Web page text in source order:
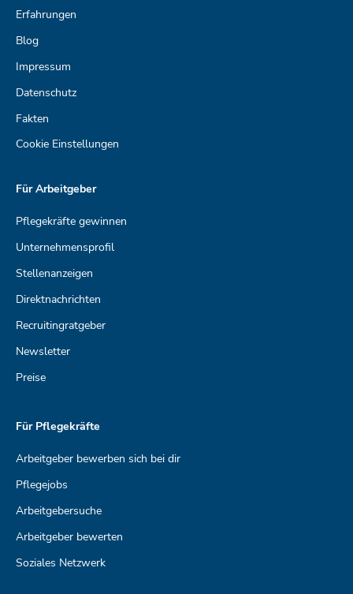
Erfahrungen
Blog
Impressum
Datenschutz
Fakten
Cookie Einstellungen
Für Arbeitgeber
Pflegekräfte gewinnen
Unternehmensprofil
Stellenanzeigen
Direktnachrichten
Recruitingratgeber
Newsletter
Preise
Für Pflegekräfte
Arbeitgeber bewerben sich bei dir
Pflegejobs
Arbeitgebersuche
Arbeitgeber bewerten
Soziales Netzwerk